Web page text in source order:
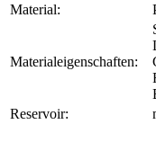
Material:
Materialeigenschaften:
Reservoir: